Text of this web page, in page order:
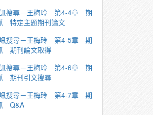
搜尋－王梅玲 第4-4章 期
特定主題期刊論文
搜尋－王梅玲 第4-5章 期
期刊論文取得
搜尋－王梅玲 第4-6章 期
期刊引文搜尋
搜尋－王梅玲 第4-7章 期
Q&A